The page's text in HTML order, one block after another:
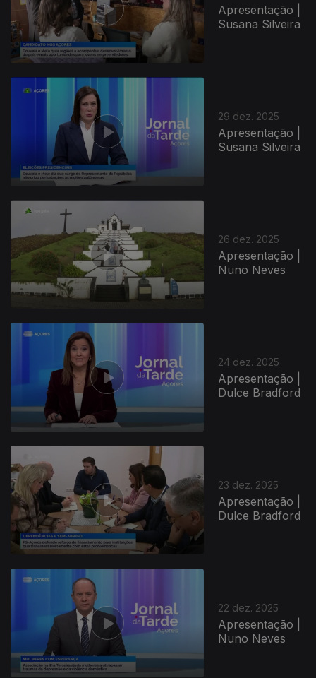
Apresentação |
Susana Silveira
29 dez. 2025
Apresentação |
Susana Silveira
26 dez. 2025
Apresentação |
Nuno Neves
24 dez. 2025
Apresentação |
Dulce Bradford
23 dez. 2025
Apresentação |
Dulce Bradford
22 dez. 2025
Apresentação |
Nuno Neves